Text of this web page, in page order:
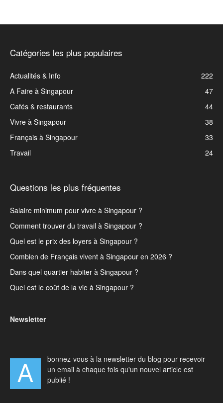
Catégories les plus populaires
Actualités & Info
222
A Faire à Singapour
47
Cafés & restaurants
44
Vivre à Singapour
38
Français à Singapour
33
Travail
24
Questions les plus fréquentes
Salaire minimum pour vivre à Singapour ?
Comment trouver du travail à Singapour ?
Quel est le prix des loyers à Singapour ?
Combien de Français vivent à Singapour en 2026 ?
Dans quel quartier habiter à Singapour ?
Quel est le coût de la vie à Singapour ?
Newsletter
A
bonnez-vous à la newsletter du blog pour recevoir
un email à chaque fois qu'un nouvel article est
publié !